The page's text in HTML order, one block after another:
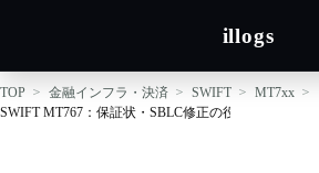
illogs
TOP 金融インフラ・決済 SWIFT
MT7xx
SWIFT MT767：保証状・SBLC修正の役割と流れを解